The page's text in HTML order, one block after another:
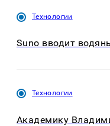
Технологии
Suno вводит
Технологии
Академику